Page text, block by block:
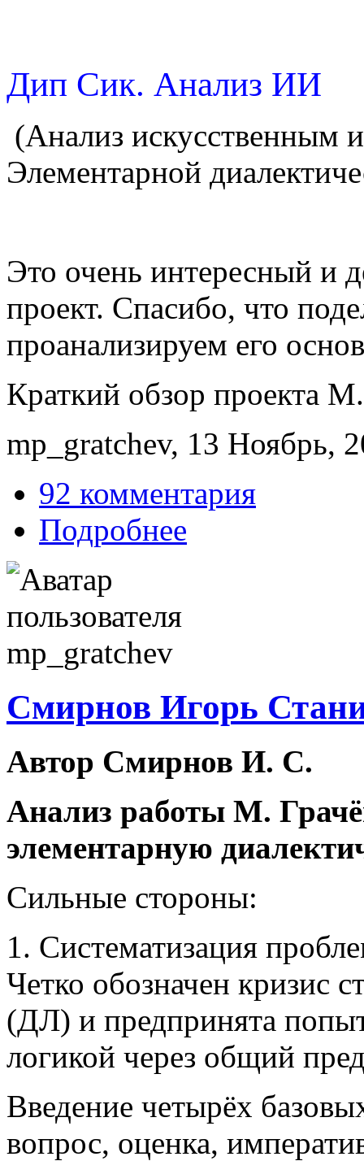
Дип Сик. Анализ ИИ
(Анализ искусственным
Элементарной
Это очень интересный и
проект. Спасибо, что
проанализируем его
Краткий обзор проекта
mp_gratchev, 13 Ноябрь,
92 комментария
Подробнее
Смирнов Игорь
Автор Смирнов И. С.
Анализ работы М.
элементарную
Сильные стороны:
1. Систематизация
Четко обозначен кризис
(ДЛ) и предпринята
логикой через общий
Введение четырёх
вопрос, оценка,